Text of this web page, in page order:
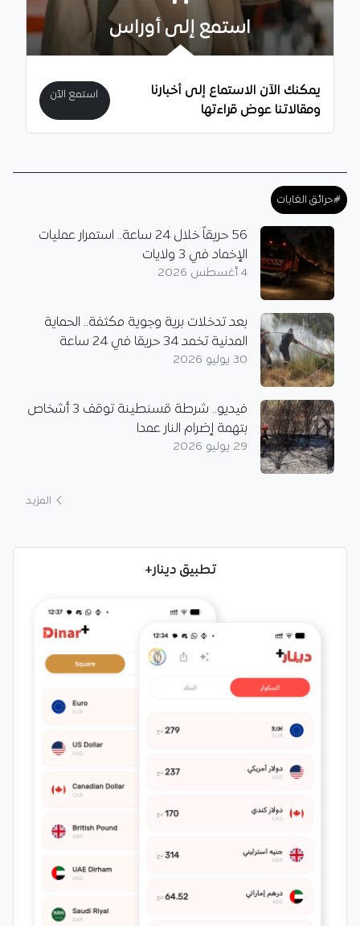
استمع إلى أوراس
يمكنك الآن الاستماع إلى أخبارنا
ومقالاتنا عوض قراءتها
استمع الآن
#حرائق الغابات
56 حريقاً خلال 24 ساعة.. استمرار عمليات
الإخماد في 3 ولايات
4 أغسطس 2026
بعد تدخلات برية وجوية مكثفة.. الحماية
المدنية تخمد 34 حريقا في 24 ساعة
30 يوليو 2026
فيديو.. شرطة قسنطينة توقف 3 أشخاص
بتهمة إضرام النار عمدا
29 يوليو 2026
المزيد
تطبيق دينار+